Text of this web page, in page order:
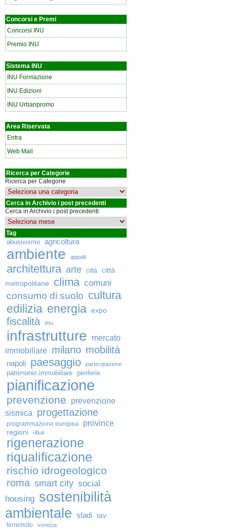
Concorsi e Premi
Concorsi INU
Premio INU
Sistema INU
INU Formazione
INU Edizioni
INU Urbanpromo
Area Riservata
Entra
Web Mail
Ricerca per Categorie
Ricerca per Categorie
Cerca in Archivio i post precedenti
Cerca in Archivio i post precedenti
Tag
abusivismo agricoltura
ambiente appalti
architettura arte città
città
metropolitane
clima comuni
consumo di suolo cultura
edilizia energia expo
fiscalità imu
infrastrutture
mercato
immobiliare milano mobilità
napoli paesaggio partecipazione
patrimonio immobiliare periferie
pianificazione
prevenzione
prevenzione
sismica
progettazione
programmazione europea province
regioni rifiuti
rigenerazione
riqualificazione
rischio idrogeologico
roma smart city social
housing sostenibilità
ambientale stadi tav
terremoto venezia